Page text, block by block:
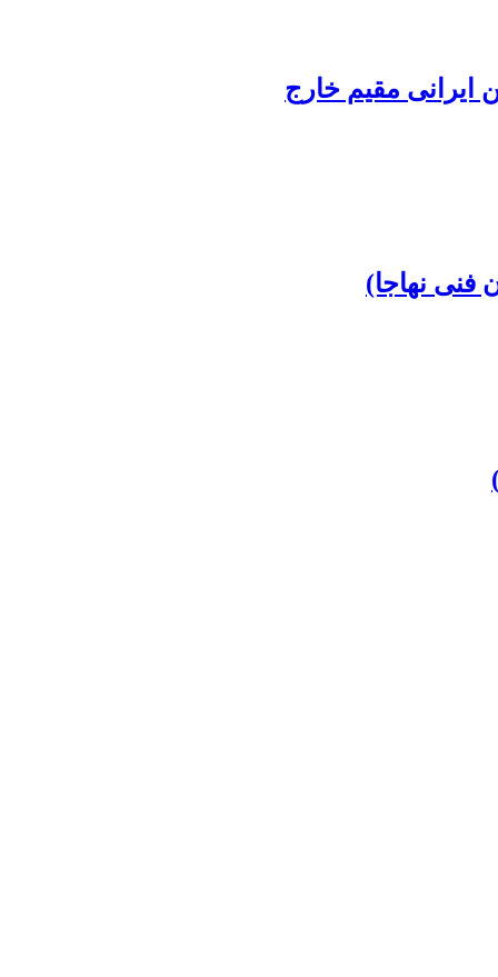
ایرانی مقیم خارج
فنی نهاجا)